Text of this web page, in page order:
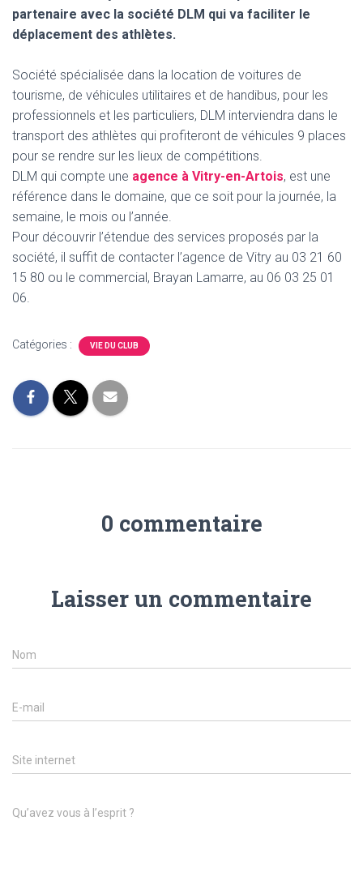
partenaire avec la société DLM qui va faciliter le
déplacement des athlètes.
Société spécialisée dans la location de voitures de
tourisme, de véhicules utilitaires et de handibus, pour les
professionnels et les particuliers, DLM interviendra dans le
transport des athlètes qui profiteront de véhicules 9 places
pour se rendre sur les lieux de compétitions.
DLM qui compte une agence à Vitry-en-Artois, est une
référence dans le domaine, que ce soit pour la journée, la
semaine, le mois ou l’année.
Pour découvrir l’étendue des services proposés par la
société, il suffit de contacter l’agence de Vitry au 03 21 60
15 80 ou le commercial, Brayan Lamarre, au 06 03 25 01
06.
Catégories : VIE DU CLUB
0 commentaire
Laisser un commentaire
Nom
E-mail
Site internet
Qu’avez vous à l’esprit ?